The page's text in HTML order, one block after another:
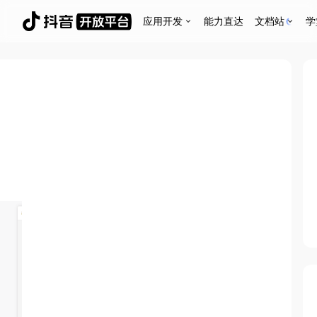
应用开发 能力直达 文档站